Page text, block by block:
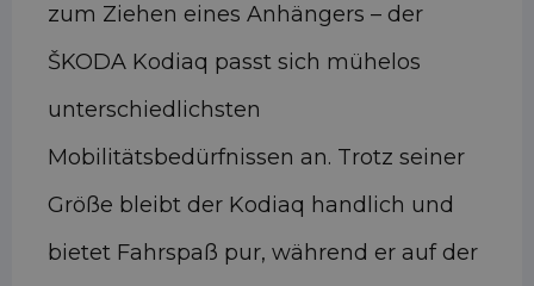
zum Ziehen eines Anhängers – der
ŠKODA Kodiaq passt sich mühelos
unterschiedlichsten
Mobilitätsbedürfnissen an. Trotz seiner
Größe bleibt der Kodiaq handlich und
bietet Fahrspaß pur, während er auf der